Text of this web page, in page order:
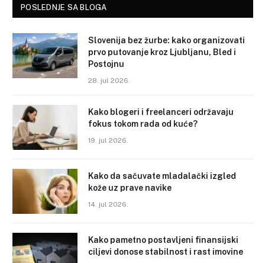
POSLEDNJE SA BLOGA
Slovenija bez žurbe: kako organizovati
prvo putovanje kroz Ljubljanu, Bled i
Postojnu
28. jul 2026.
Kako blogeri i freelanceri održavaju
fokus tokom rada od kuće?
19. jul 2026.
Kako da sačuvate mladalački izgled
kože uz prave navike
14. jul 2026.
Kako pametno postavljeni finansijski
ciljevi donose stabilnost i rast imovine